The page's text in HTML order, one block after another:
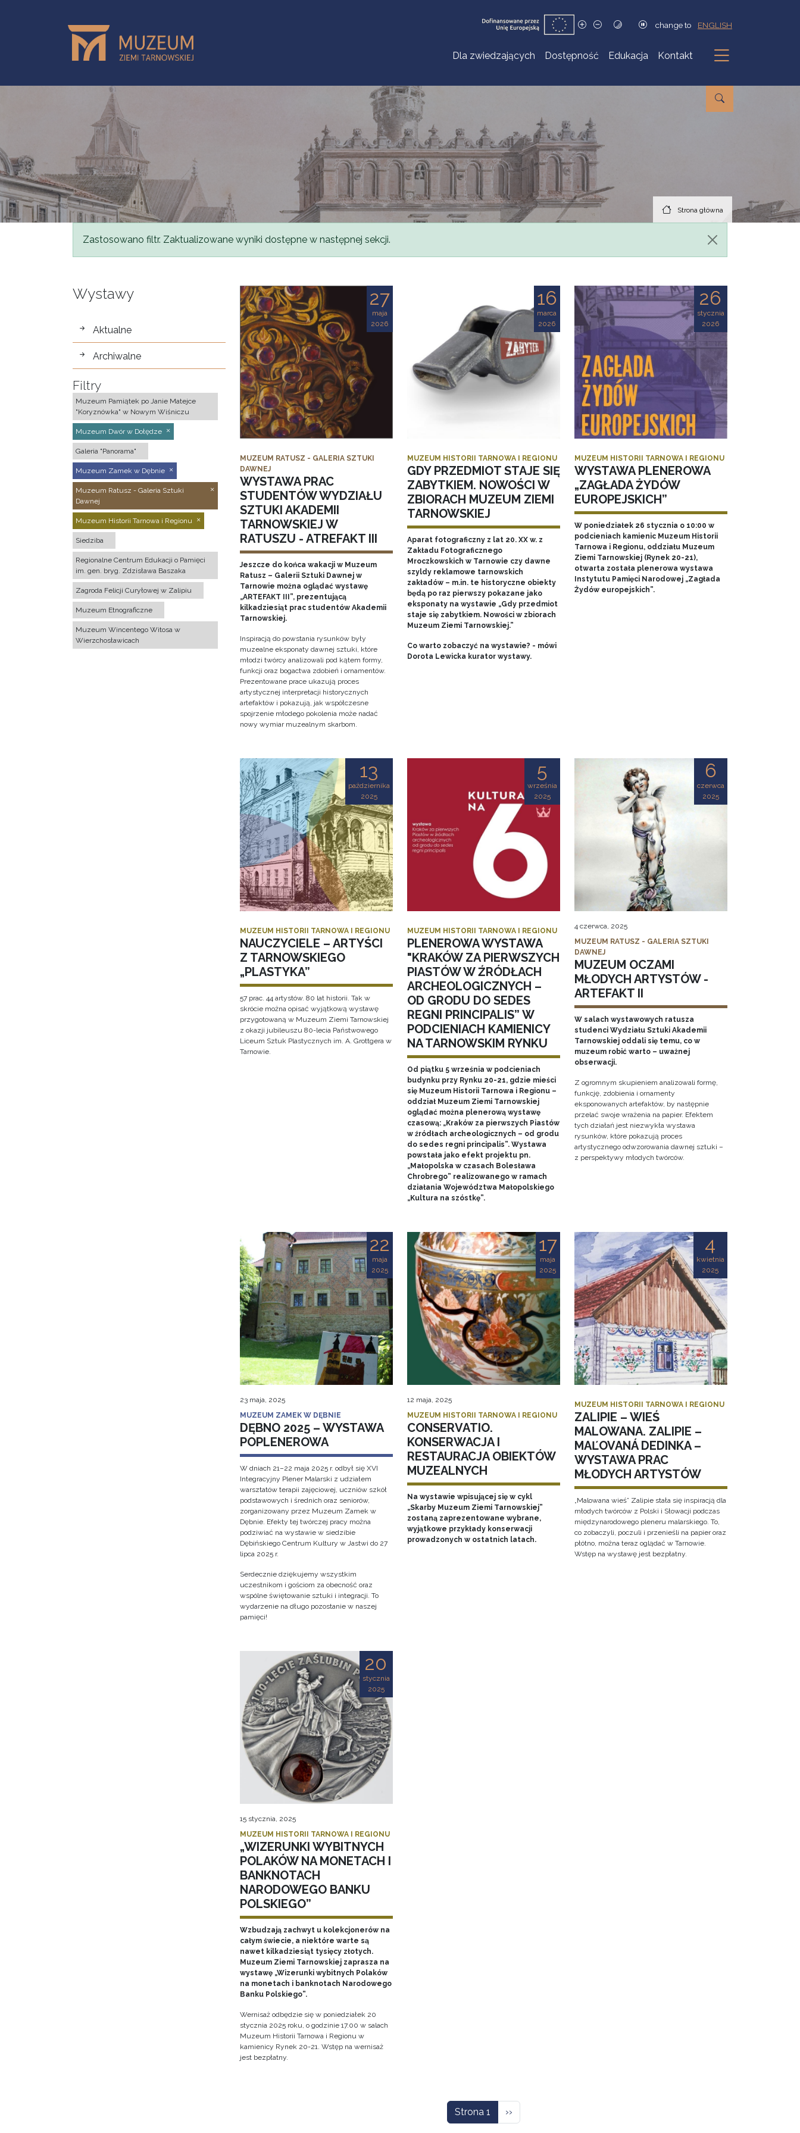
change to ENGLISH
Dla zwiedzających Dostępność Edukacja Kontakt
Podmenu
Strona główna
Komunikat
Zastosowano filtr. Zaktualizowane wyniki dostępne w następnej sekcji.
Wystawy
wystawy
Aktualne
Archiwalne
Filtry
Muzeum Pamiątek po Janie Matejce
"Koryznówka" w Nowym Wiśniczu
Muzeum Dwór w Dołędze
Galeria "Panorama"
Muzeum Zamek w Dębnie
Muzeum Ratusz - Galeria Sztuki
Dawnej
Muzeum Historii Tarnowa i Regionu
Siedziba
Regionalne Centrum Edukacji o Pamięci
im. gen. bryg. Zdzisława Baszaka
Zagroda Felicji Curyłowej w Zalipiu
Muzeum Etnograficzne
Muzeum Wincentego Witosa w
Wierzchosławicach
27
maja
2026
MUZEUM RATUSZ - GALERIA SZTUKI
DAWNEJ
WYSTAWA PRAC
STUDENTÓW WYDZIAŁU
SZTUKI AKADEMII
TARNOWSKIEJ W
RATUSZU - ATREFAKT III
Jeszcze do końca wakacji w Muzeum
Ratusz – Galerii Sztuki Dawnej w
Tarnowie można oglądać wystawę
„ARTEFAKT III”, prezentującą
kilkadziesiąt prac studentów Akademii
Tarnowskiej.
Inspiracją do powstania rysunków były
muzealne eksponaty dawnej sztuki, które
młodzi twórcy analizowali pod kątem formy,
funkcji oraz bogactwa zdobień i ornamentów.
Prezentowane prace ukazują proces
artystycznej interpretacji historycznych
artefaktów i pokazują, jak współczesne
spojrzenie młodego pokolenia może nadać
nowy wymiar muzealnym skarbom.
16
marca
2026
MUZEUM HISTORII TARNOWA I REGIONU
GDY PRZEDMIOT STAJE SIĘ
ZABYTKIEM. NOWOŚCI W
ZBIORACH MUZEUM ZIEMI
TARNOWSKIEJ
Aparat fotograficzny z lat 20. XX w. z
Zakładu Fotograficznego
Mroczkowskich w Tarnowie czy dawne
szyldy reklamowe tarnowskich
zakładów – m.in. te historyczne obiekty
będą po raz pierwszy pokazane jako
eksponaty na wystawie „Gdy przedmiot
staje się zabytkiem. Nowości w zbiorach
Muzeum Ziemi Tarnowskiej.”
Co warto zobaczyć na wystawie? - mówi
Dorota Lewicka kurator wystawy.
26
stycznia
2026
MUZEUM HISTORII TARNOWA I REGIONU
WYSTAWA PLENEROWA
„ZAGŁADA ŻYDÓW
EUROPEJSKICH”
W poniedziałek 26 stycznia o 10:00 w
podcieniach kamienic Muzeum Historii
Tarnowa i Regionu, oddziału Muzeum
Ziemi Tarnowskiej (Rynek 20-21),
otwarta została plenerowa wystawa
Instytutu Pamięci Narodowej „Zagłada
Żydów europejskich”.
13
października
2025
MUZEUM HISTORII TARNOWA I REGIONU
NAUCZYCIELE – ARTYŚCI
Z TARNOWSKIEGO
„PLASTYKA”
57 prac. 44 artystów. 80 lat historii. Tak w
skrócie można opisać wyjątkową wystawę
przygotowaną w Muzeum Ziemi Tarnowskiej
z okazji jubileuszu 80-lecia Państwowego
Liceum Sztuk Plastycznych im. A. Grottgera w
Tarnowie.
5
września
2025
MUZEUM HISTORII TARNOWA I REGIONU
PLENEROWA WYSTAWA
"KRAKÓW ZA PIERWSZYCH
PIASTÓW W ŹRÓDŁACH
ARCHEOLOGICZNYCH –
OD GRODU DO SEDES
REGNI PRINCIPALIS” W
PODCIENIACH KAMIENICY
NA TARNOWSKIM RYNKU
Od piątku 5 września w podcieniach
budynku przy Rynku 20-21, gdzie mieści
się Muzeum Historii Tarnowa i Regionu –
oddział Muzeum Ziemi Tarnowskiej
oglądać można plenerową wystawę
czasową: „Kraków za pierwszych Piastów
w źródłach archeologicznych – od grodu
do sedes regni principalis”. Wystawa
powstała jako efekt projektu pn.
„Małopolska w czasach Bolesława
Chrobrego” realizowanego w ramach
działania Województwa Małopolskiego
„Kultura na szóstkę”.
6
czerwca
2025
4 czerwca, 2025
MUZEUM RATUSZ - GALERIA SZTUKI
DAWNEJ
MUZEUM OCZAMI
MŁODYCH ARTYSTÓW -
ARTEFAKT II
W salach wystawowych ratusza
studenci Wydziału Sztuki Akademii
Tarnowskiej oddali się temu, co w
muzeum robić warto – uważnej
obserwacji.
Z ogromnym skupieniem analizowali formę,
funkcję, zdobienia i ornamenty
eksponowanych artefaktów, by następnie
przelać swoje wrażenia na papier. Efektem
tych działań jest niezwykła wystawa
rysunków, które pokazują proces
artystycznego odwzorowania dawnej sztuki –
z perspektywy młodych twórców.
22
maja
2025
23 maja, 2025
MUZEUM ZAMEK W DĘBNIE
DĘBNO 2025 – WYSTAWA
POPLENEROWA
W dniach 21–22 maja 2025 r. odbył się XVI
Integracyjny Plener Malarski z udziałem
warsztatów terapii zajęciowej, uczniów szkół
podstawowych i średnich oraz seniorów,
zorganizowany przez Muzeum Zamek w
Dębnie. Efekty tej twórczej pracy można
podziwiać na wystawie w siedzibie
Dębińskiego Centrum Kultury w Jastwi do 27
lipca 2025 r.
Serdecznie dziękujemy wszystkim
uczestnikom i gościom za obecność oraz
wspólne świętowanie sztuki i integracji. To
wydarzenie na długo pozostanie w naszej
pamięci!
17
maja
2025
12 maja, 2025
MUZEUM HISTORII TARNOWA I REGIONU
CONSERVATIO.
KONSERWACJA I
RESTAURACJA OBIEKTÓW
MUZEALNYCH
Na wystawie wpisującej się w cykl
„Skarby Muzeum Ziemi Tarnowskiej”
zostaną zaprezentowane wybrane,
wyjątkowe przykłady konserwacji
prowadzonych w ostatnich latach.
4
kwietnia
2025
MUZEUM HISTORII TARNOWA I REGIONU
ZALIPIE – WIEŚ
MALOWANA. ZALIPIE –
MAĽOVANÁ DEDINKA –
WYSTAWA PRAC
MŁODYCH ARTYSTÓW
„Malowana wieś” Zalipie stała się inspiracją dla
młodych twórców z Polski i Słowacji podczas
międzynarodowego pleneru malarskiego. To,
co zobaczyli, poczuli i przenieśli na papier oraz
płótno, można teraz oglądać w Tarnowie.
Wstęp na wystawę jest bezpłatny.
20
stycznia
2025
15 stycznia, 2025
MUZEUM HISTORII TARNOWA I REGIONU
„WIZERUNKI WYBITNYCH
POLAKÓW NA MONETACH I
BANKNOTACH
NARODOWEGO BANKU
POLSKIEGO”
Wzbudzają zachwyt u kolekcjonerów na
całym świecie, a niektóre warte są
nawet kilkadziesiąt tysięcy złotych.
Muzeum Ziemi Tarnowskiej zaprasza na
wystawę „Wizerunki wybitnych Polaków
na monetach i banknotach Narodowego
Banku Polskiego”.
Wernisaż odbędzie się w poniedziałek 20
stycznia 2025 roku, o godzinie 17.00 w salach
Muzeum Historii Tarnowa i Regionu w
kamienicy Rynek 20-21. Wstęp na wernisaż
jest bezpłatny.
Strona 1 Następna strona
››